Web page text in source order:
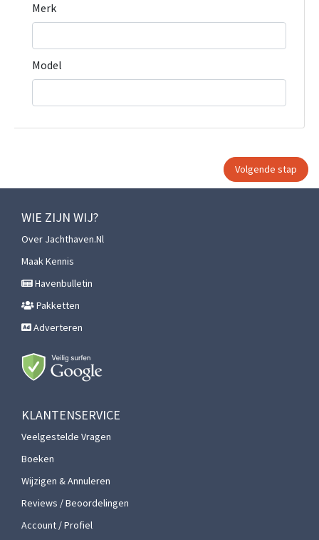
Merk
Model
WIE ZIJN WIJ?
Over Jachthaven.nl
Maak Kennis
Havenbulletin
Pakketten
Adverteren
KLANTENSERVICE
Veelgestelde Vragen
Boeken
Wijzigen & Annuleren
Reviews / Beoordelingen
Account / Profiel